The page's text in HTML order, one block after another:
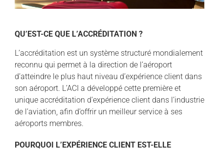
QU’EST-CE QUE L’ACCRÉDITATION ?
L’accréditation est un système structuré mondialement
reconnu qui permet à la direction de l’aéroport
d’atteindre le plus haut niveau d’expérience client dans
son aéroport. L’ACI a développé cette première et
unique accréditation d’expérience client dans l’industrie
de l’aviation, afin d’offrir un meilleur service à ses
aéroports membres.
POURQUOI L’EXPÉRIENCE CLIENT EST-ELLE